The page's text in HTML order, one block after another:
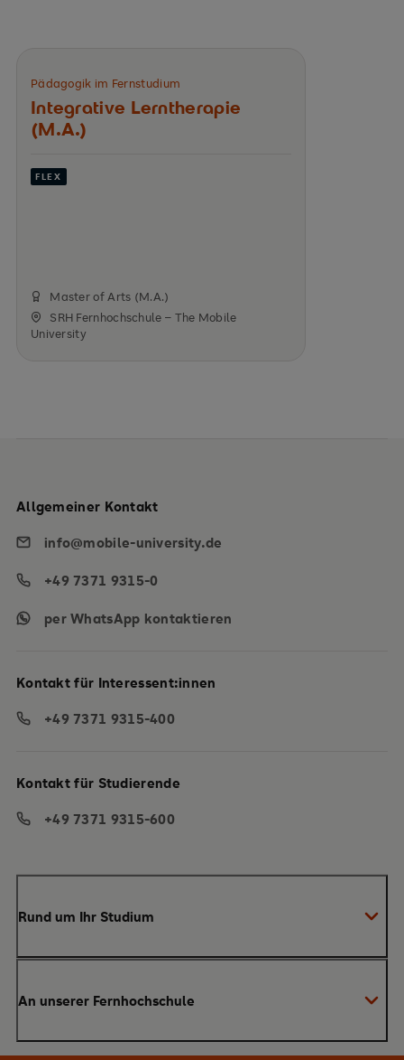
Pädagogik im Fernstudium
Integrative Lerntherapie
(M.A.)
FLEX
Master of Arts (M.A.)
SRH Fernhochschule – The Mobile
University
Rund um Ihr Studium
Anrechnung von Vorleistungen
Studienberatung
An unserer Fernhochschule
Warum SRH?
Allgemeiner Kontakt
info@mobile-university.de
+49 7371 9315-0
per WhatsApp kontaktieren
Kontakt für Interessent:innen
+49 7371 9315-400
Kontakt für Studierende
+49 7371 9315-600